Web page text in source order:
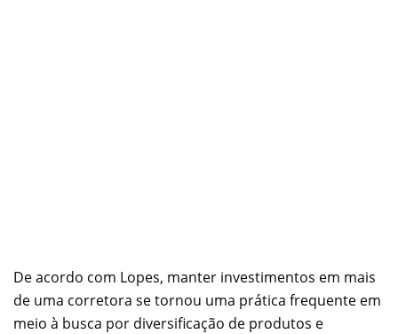
De acordo com Lopes, manter investimentos em mais
de uma corretora se tornou uma prática frequente em
meio à busca por diversificação de produtos e